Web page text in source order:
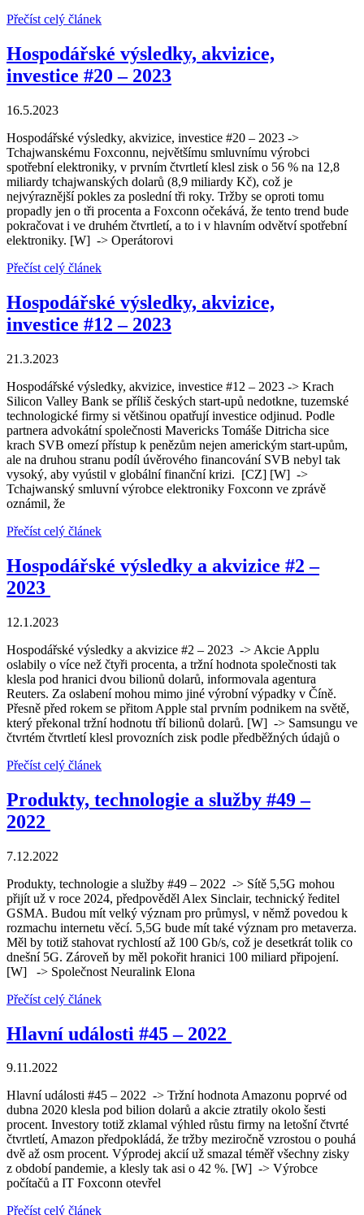
Přečíst celý článek
Hospodářské výsledky, akvizice,
investice #20 – 2023
16.5.2023
Hospodářské výsledky, akvizice, investice #20 – 2023 ->
Tchajwanskému Foxconnu, největšímu smluvnímu výrobci
spotřební elektroniky, v prvním čtvrtletí klesl zisk o 56 % na 12,8
miliardy tchajwanských dolarů (8,9 miliardy Kč), což je
nejvýraznější pokles za poslední tři roky. Tržby se oproti tomu
propadly jen o tři procenta a Foxconn očekává, že tento trend bude
pokračovat i ve druhém čtvrtletí, a to i v hlavním odvětví spotřební
elektroniky. [W] -> Operátorovi
Přečíst celý článek
Hospodářské výsledky, akvizice,
investice #12 – 2023
21.3.2023
Hospodářské výsledky, akvizice, investice #12 – 2023 -> Krach
Silicon Valley Bank se příliš českých start-upů nedotkne, tuzemské
technologické firmy si většinou opatřují investice odjinud. Podle
partnera advokátní společnosti Mavericks Tomáše Ditricha sice
krach SVB omezí přístup k penězům nejen americkým start-upům,
ale na druhou stranu podíl úvěrového financování SVB nebyl tak
vysoký, aby vyústil v globální finanční krizi. [CZ] [W] ->
Tchajwanský smluvní výrobce elektroniky Foxconn ve zprávě
oznámil, že
Přečíst celý článek
Hospodářské výsledky a akvizice #2 –
2023
12.1.2023
Hospodářské výsledky a akvizice #2 – 2023 -> Akcie Applu
oslabily o více než čtyři procenta, a tržní hodnota společnosti tak
klesla pod hranici dvou bilionů dolarů, informovala agentura
Reuters. Za oslabení mohou mimo jiné výrobní výpadky v Číně.
Přesně před rokem se přitom Apple stal prvním podnikem na světě,
který překonal tržní hodnotu tří bilionů dolarů. [W] -> Samsungu ve
čtvrtém čtvrtletí klesl provozních zisk podle předběžných údajů o
Přečíst celý článek
Produkty, technologie a služby #49 –
2022
7.12.2022
Produkty, technologie a služby #49 – 2022 -> Sítě 5,5G mohou
přijít už v roce 2024, předpověděl Alex Sinclair, technický ředitel
GSMA. Budou mít velký význam pro průmysl, v němž povedou k
rozmachu internetu věcí. 5,5G bude mít také význam pro metaverza.
Měl by totiž stahovat rychlostí až 100 Gb/s, což je desetkrát tolik co
dnešní 5G. Zároveň by měl pokořit hranici 100 miliard připojení.
[W] -> Společnost Neuralink Elona
Přečíst celý článek
Hlavní události #45 – 2022
9.11.2022
Hlavní události #45 – 2022 -> Tržní hodnota Amazonu poprvé od
dubna 2020 klesla pod bilion dolarů a akcie ztratily okolo šesti
procent. Investory totiž zklamal výhled růstu firmy na letošní čtvrté
čtvrtletí, Amazon předpokládá, že tržby meziročně vzrostou o pouhá
dvě až osm procent. Výprodej akcií už smazal téměř všechny zisky
z období pandemie, a klesly tak asi o 42 %. [W] -> Výrobce
počítačů a IT Foxconn otevřel
Přečíst celý článek